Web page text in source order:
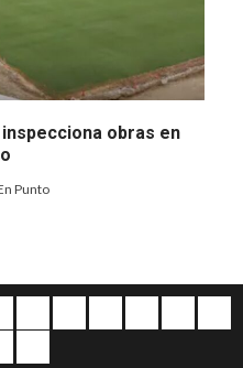
obras en
Punto